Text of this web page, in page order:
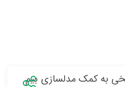
به کمک مدلسازی بیم